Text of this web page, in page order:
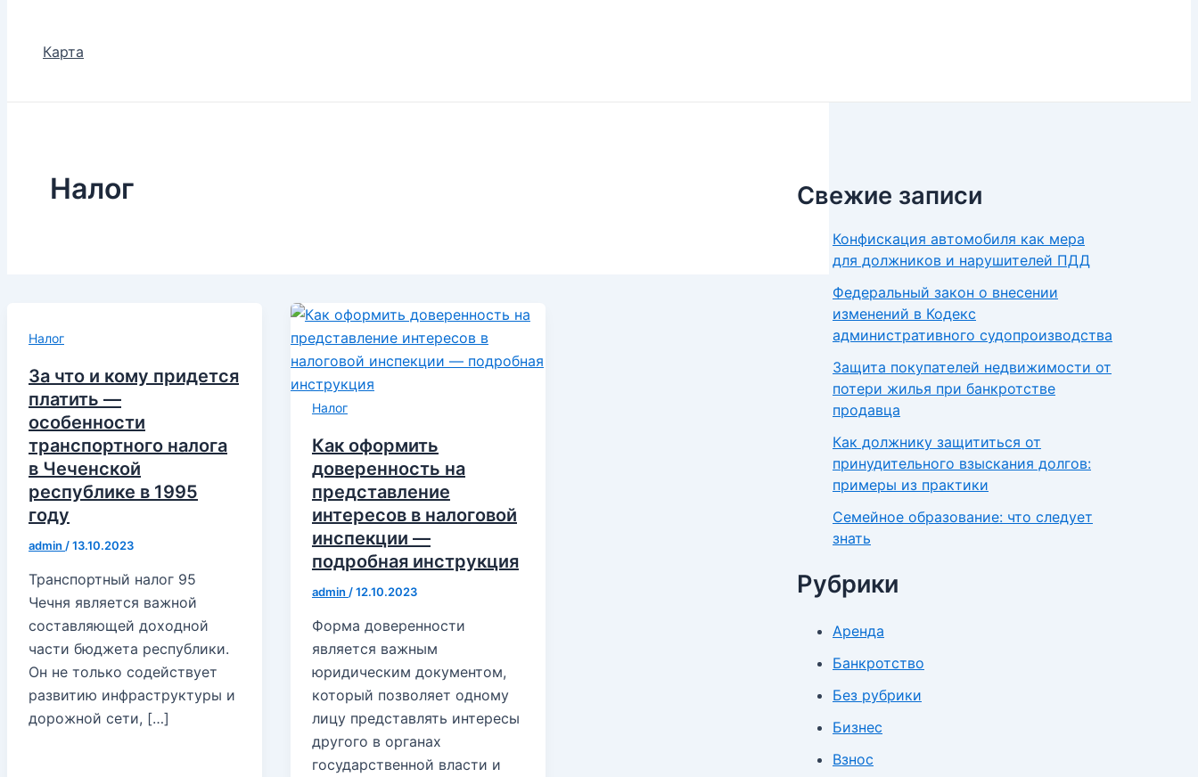
Карта
Налог
Налог
За что и кому придется
платить —
особенности
транспортного налога
в Чеченской
республике в 1995
году
admin /13.10.2023
Транспортный налог 95
Чечня является важной
составляющей доходной
части бюджета республики.
Он не только содействует
развитию инфраструктуры и
дорожной сети, […]
Налог
Как оформить
доверенность на
представление
интересов в налоговой
инспекции —
подробная инструкция
admin /12.10.2023
Форма доверенности
является важным
юридическим документом,
который позволяет одному
лицу представлять интересы
другого в органах
государственной власти и
Свежие записи
Конфискация автомобиля как мера
для должников и нарушителей ПДД
Федеральный закон о внесении
изменений в Кодекс
административного судопроизводства
Защита покупателей недвижимости от
потери жилья при банкротстве
продавца
Как должнику защититься от
принудительного взыскания долгов:
примеры из практики
Семейное образование: что следует
знать
Рубрики
Аренда
Банкротство
Без рубрики
Бизнес
Взнос